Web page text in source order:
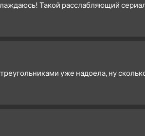
Такой расслабляющий
уже надоела, ну